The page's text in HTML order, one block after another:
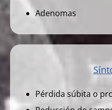
Adenomas
Pérdida súbita o